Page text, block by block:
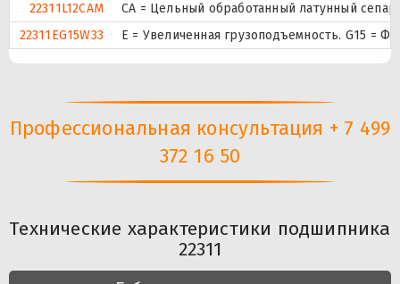
22311L12CAM
CA = Цельный обработанный латунный
22311EG15W33
E = Увеличенная грузоподъемность. G15 =
Профессиональная консультация + 7 499
372 16 50
Технические характеристики подшипника
22311